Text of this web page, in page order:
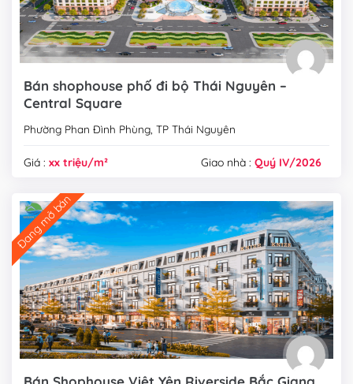
Bán shophouse phố đi bộ Thái Nguyên –
Central Square
Phường Phan Đình Phùng, TP Thái Nguyên
Giá : xx triệu/m² Giao nhà :Quý IV/2026
Đang mở bán